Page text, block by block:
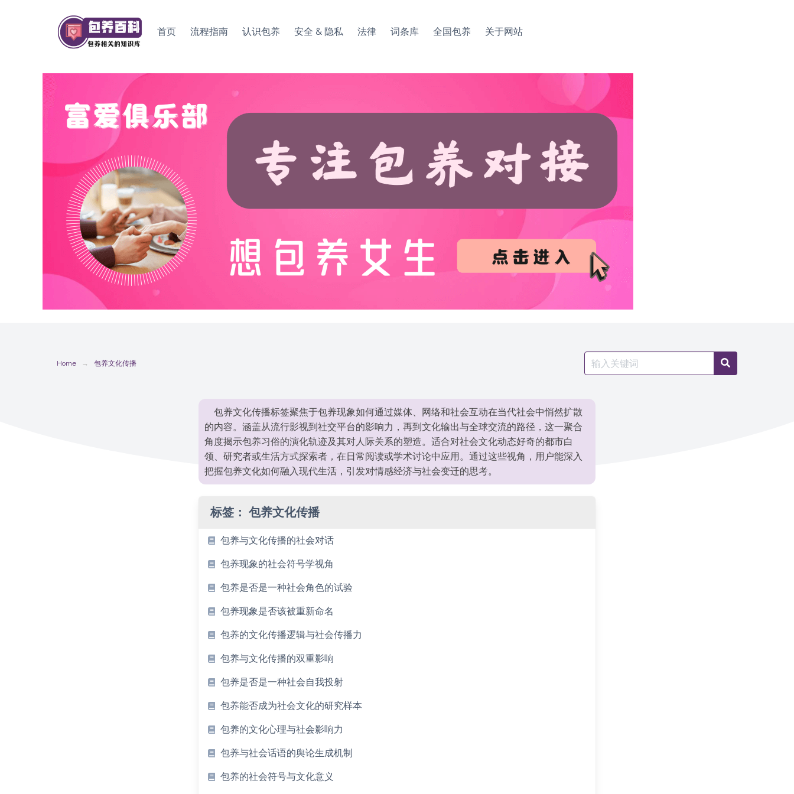
首页 流程指南 认识包养 安全 & 隐私 法律 词条库 全国包养 关于网站
Home 包养文化传播
Search
for:
Search
包养文化传播标签聚焦于包养现象如何通过媒体、网络和社会互动在当代社会中悄然扩散
的内容。涵盖从流行影视到社交平台的影响力，再到文化输出与全球交流的路径，这一聚合
角度揭示包养习俗的演化轨迹及其对人际关系的塑造。适合对社会文化动态好奇的都市白
领、研究者或生活方式探索者，在日常阅读或学术讨论中应用。通过这些视角，用户能深入
把握包养文化如何融入现代生活，引发对情感经济与社会变迁的思考。
标签： 包养文化传播
包养与文化传播的社会对话
包养现象的社会符号学视角
包养是否是一种社会角色的试验
包养现象是否该被重新命名
包养的文化传播逻辑与社会传播力
包养与文化传播的双重影响
包养是否是一种社会自我投射
包养能否成为社会文化的研究样本
包养的文化心理与社会影响力
包养与社会话语的舆论生成机制
包养的社会符号与文化意义